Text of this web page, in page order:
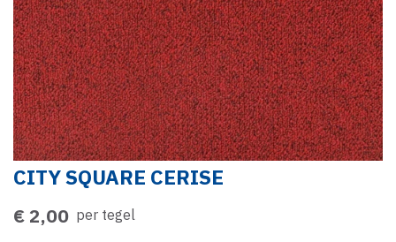
CITY SQUARE CERISE
€ 2,00 per tegel